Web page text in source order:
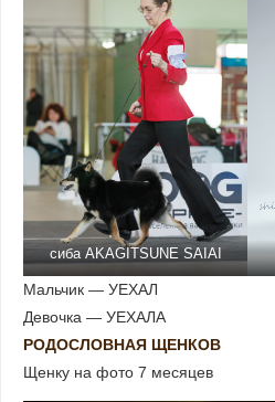
сиба AKAGITSUNE SAIAI
Мальчик — УЕХАЛ
Девочка — УЕХАЛА
РОДОСЛОВНАЯ ЩЕНКОВ
Щенку на фото 7 месяцев